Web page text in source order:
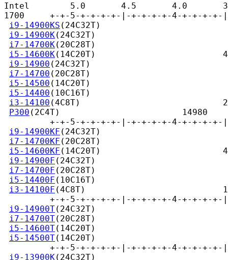
Intel        5.0       4.5       4.0
1700     +-+-5-+-+-+-+-|-+-+-+-+-4-+-+-+-+-|-
i9-14900KS (24C32T)
i9-14900K(24C32T)
i7-14700K(20C28T)
i5-14600K(14C20T)
i9-14900 (24C32T)
i7-14700 (20C28T)
i5-14500 (14C20T)
i5-14400 (10C16T)
i3-14100 (4C8T)
P300 (2C4T)                        14980
+-+-5-+-+-+-+-|-+-+-+-+-4-+-+-+-
i9-14900KF (24C32T)
i7-14700KF (20C28T)
i5-14600KF (14C20T)
i9-14900F (24C32T)
i7-14700F (20C28T)
i5-14400F (10C16T)
i3-14100F (4C8T)
+-+-5-+-+-+-+-|-+-+-+-+-4-+-+-+-
i9-14900T(24C32T)
i7-14700T(20C28T)
i5-14600T(14C20T)
i5-14500T(14C20T)
+-+-5-+-+-+-+-|-+-+-+-+-4-+-+-+-
i9-13900K(24C32T)